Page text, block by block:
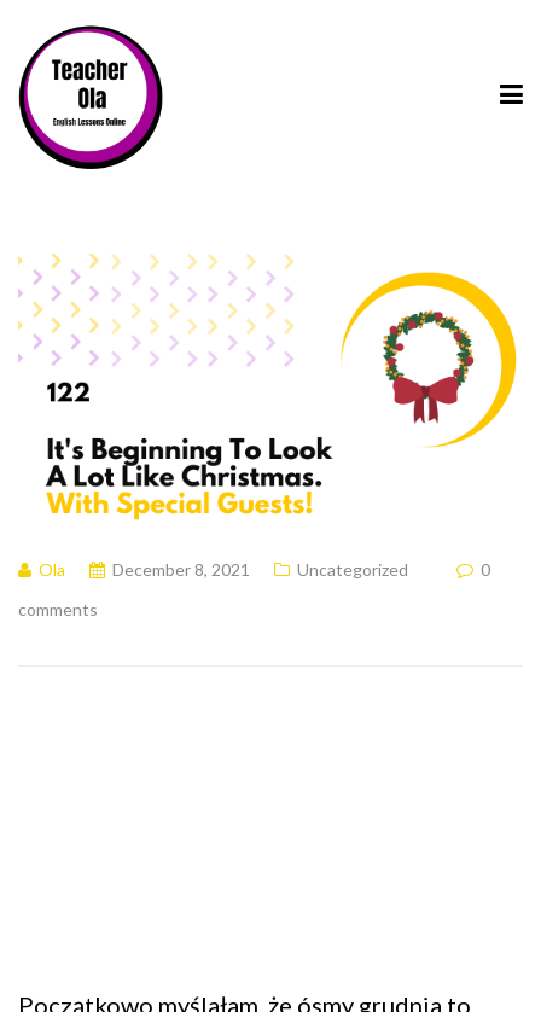
Ola December 8, 2021 Uncategorized
0
comments
Początkowo myślałam, że ósmy grudnia to